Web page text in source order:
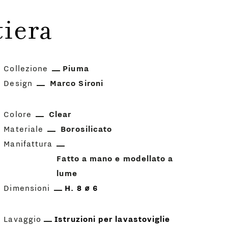
Collezione
Piuma
Design
Marco Sironi
Colore
Clear
Materiale
Borosilicato
Manifattura
Fatto a mano e modellato a
lume
Dimensioni
H. 8 ⌀ 6
Lavaggio Istruzioni per lavastoviglie